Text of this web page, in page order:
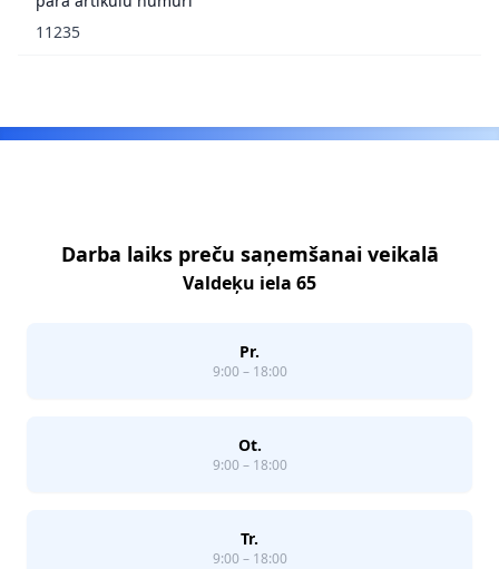
11235
Darba laiks preču saņemšanai veikalā
Valdeķu iela 65
Pr.
9:00 – 18:00
Ot.
9:00 – 18:00
Tr.
9:00 – 18:00